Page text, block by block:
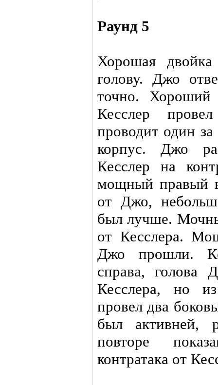
Раунд 5
Хорошая
голову. Джо
точно.
Кесслер
проводит один
корпус. Джо
Кесслер на
мощный правый
от Джо,
был лучше.
от Кесслера.
Джо прошли.
справа, голова
Кесслера, но
провел два
был активней,
повторе
контратака от